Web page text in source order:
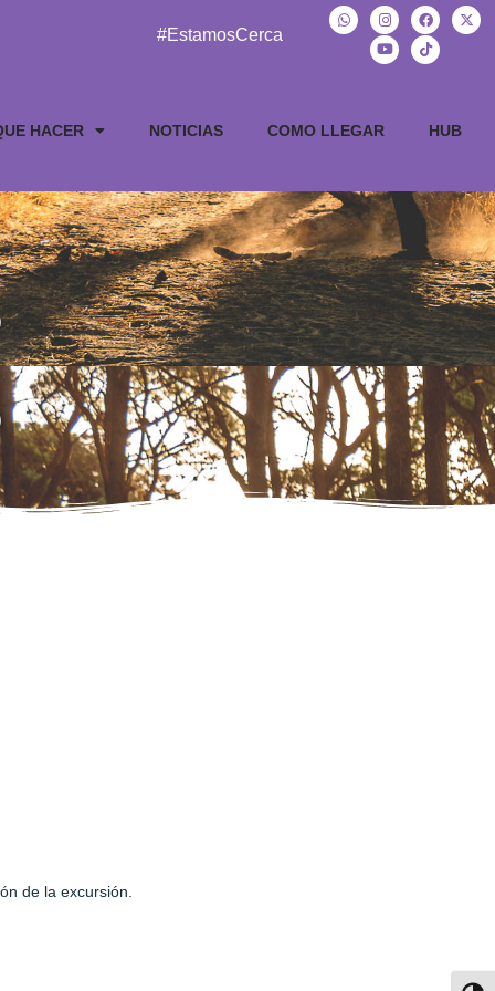
#EstamosCerca
HACER NOTICIAS COMO LLEGAR HUB
de la excursión.